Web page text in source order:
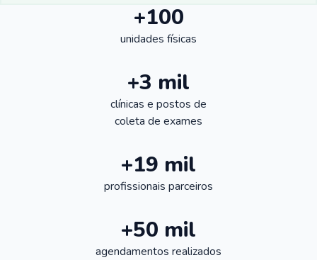
+100
unidades físicas
+3 mil
clínicas e postos de
coleta de exames
+19 mil
profissionais parceiros
+50 mil
agendamentos realizados